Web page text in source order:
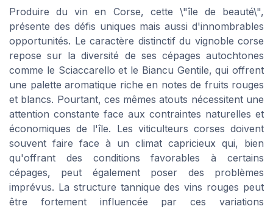
Produire du vin en Corse, cette \"île de beauté\",
présente des défis uniques mais aussi d'innombrables
opportunités. Le caractère distinctif du vignoble corse
repose sur la diversité de ses cépages autochtones
comme le Sciaccarello et le Biancu Gentile, qui offrent
une palette aromatique riche en notes de fruits rouges
et blancs. Pourtant, ces mêmes atouts nécessitent une
attention constante face aux contraintes naturelles et
économiques de l'île. Les viticulteurs corses doivent
souvent faire face à un climat capricieux qui, bien
qu'offrant des conditions favorables à certains
cépages, peut également poser des problèmes
imprévus. La structure tannique des vins rouges peut
être fortement influencée par ces variations